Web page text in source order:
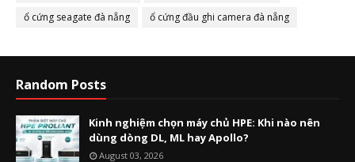
ổ cứng seagate đà nẵng
ổ cứng đầu ghi camera đà nẵng
Random Posts
Kinh nghiệm chọn máy chủ HPE: Khi nào nên
dùng dòng DL, ML hay Apollo?
August 03, 2026